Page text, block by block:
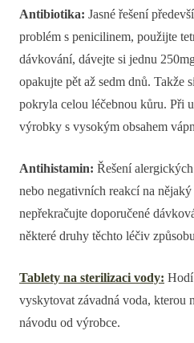
Antibiotika: Jasné řešení
problém s penicilinem, použijte
dávkování, dávejte si jednu
opakujte pět až sedm dnů. Takže
pokryla celou léčebnou kůru. Při
výrobky s vysokým obsahem
Antihistamin: Řešení
nebo negativních reakcí na
nepřekračujte doporučené
některé druhy těchto léčiv
Tablety na sterilizaci vody: Hodí
vyskytovat závadná voda, kterou
návodu od výrobce.